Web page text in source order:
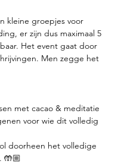
kleine groepjes voor
er zijn dus maximaal 5
Het event gaat door
Men zegge het
met cacao & meditatie
voor wie dit volledig
doorheen het volledige
🤲🏼